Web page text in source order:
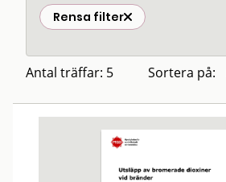
Rensa filter
Antal träffar: 5 Sortera på: